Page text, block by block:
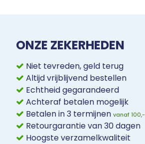
ONZE ZEKERHEDEN
Niet tevreden, geld terug
Altijd vrijblijvend bestellen
Echtheid gegarandeerd
Achteraf betalen mogelijk
Betalen in 3 termijnen vanaf 100,-
Retourgarantie van 30 dagen
Hoogste verzamelkwaliteit